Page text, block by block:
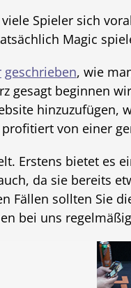
Spieler sich
Magic
geschrieben, wie
gesagt beginnen
hinzuzufügen,
von einer
Erstens bietet es
da sie bereits
Fällen sollten Sie
bei uns